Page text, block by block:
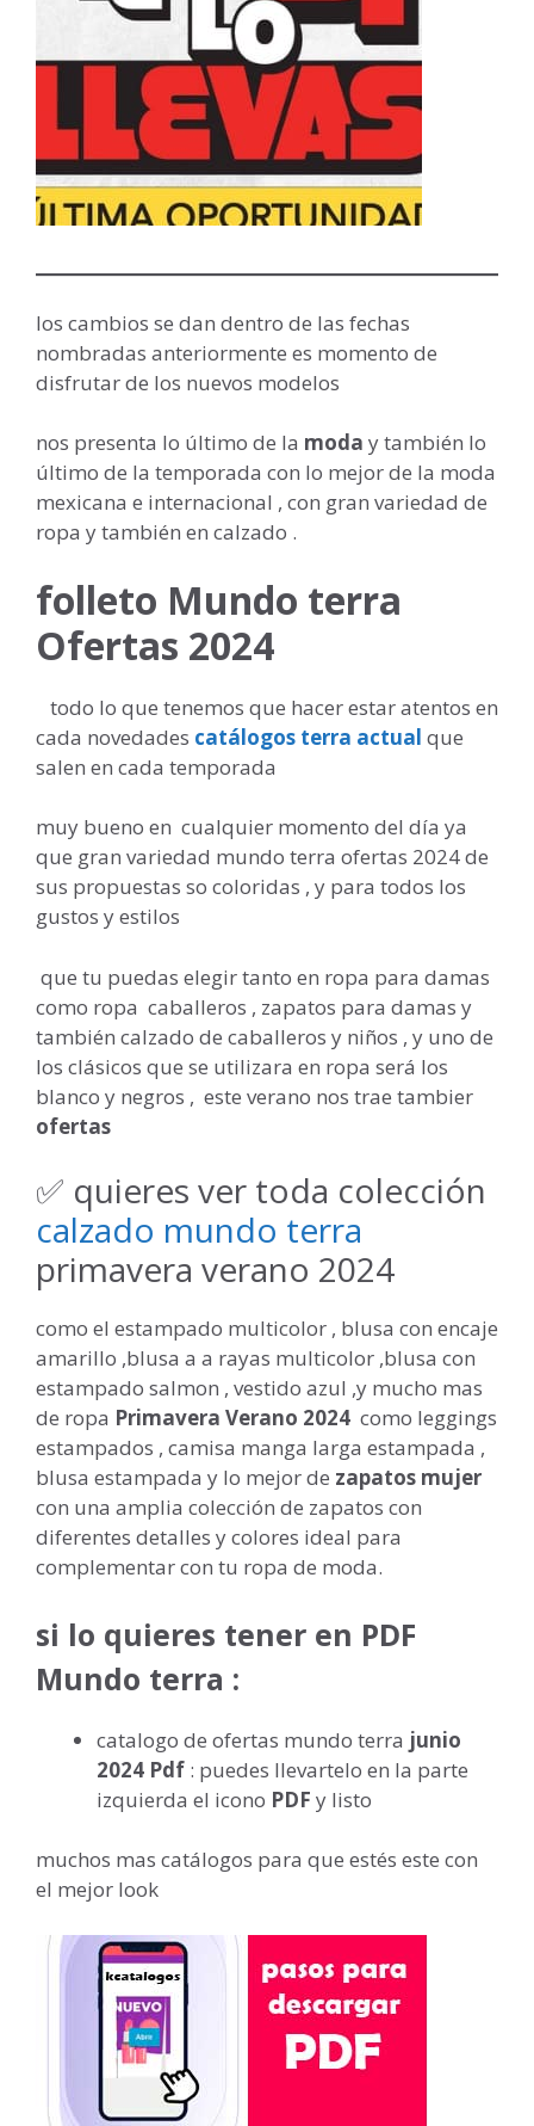
los cambios se dan dentro de las fechas
nombradas anteriormente es momento de
disfrutar de los nuevos modelos
nos presenta lo último de la moda y también lo
último de la temporada con lo mejor de la moda
mexicana e internacional , con gran variedad de
ropa y también en calzado .
folleto Mundo terra
Ofertas 2024
todo lo que tenemos que hacer estar atentos en
cada novedades catálogos terra actual que
salen en cada temporada
muy bueno en cualquier momento del día ya
que gran variedad mundo terra ofertas 2024 de
sus propuestas so coloridas , y para todos los
gustos y estilos
que tu puedas elegir tanto en ropa para damas
como ropa caballeros , zapatos para damas y
también calzado de caballeros y niños , y uno de
los clásicos que se utilizara en ropa será los
blanco y negros , este verano nos trae tambier
ofertas
✅ quieres ver toda colección
calzado mundo terra
primavera verano 2024
como el estampado multicolor , blusa con encaje
amarillo ,blusa a a rayas multicolor ,blusa con
estampado salmon , vestido azul ,y mucho mas
de ropa Primavera Verano 2024 como leggings
estampados , camisa manga larga estampada ,
blusa estampada y lo mejor de zapatos mujer
con una amplia colección de zapatos con
diferentes detalles y colores ideal para
complementar con tu ropa de moda.
si lo quieres tener en PDF
Mundo terra :
catalogo de ofertas mundo terra junio
2024 Pdf : puedes llevartelo en la parte
izquierda el icono PDF y listo
muchos mas catálogos para que estés este con
el mejor look